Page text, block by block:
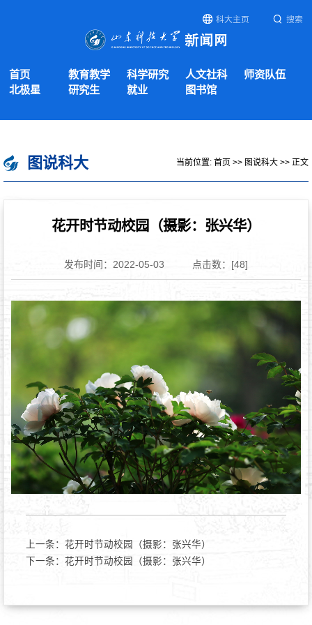
科大主页 搜索
首页 教育教学 科学研究 人文社科
师资队伍
北极星
研究生 就业 图书馆
图说科大 当前位置: 首页 >> 图说科大 >> 正文
花开时节动校园（摄影：张兴华）
发布时间：2022-05-03 点击数：[48]
上一条： 花开时节动校园（摄影：张兴华）
下一条： 花开时节动校园（摄影：张兴华）